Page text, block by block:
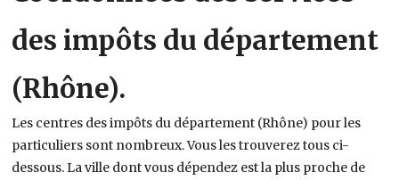
des impôts du département
(Rhône).
Les centres des impôts du département (Rhône) pour les
particuliers sont nombreux. Vous les trouverez tous ci-
dessous. La ville dont vous dépendez est la plus proche de